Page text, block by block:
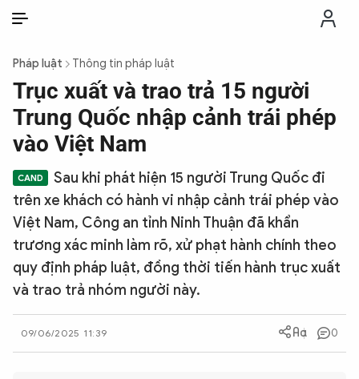
THỜI SỰ
CHỐNG DIỄN BIẾN HÒA BÌNH
CÔNG AN TRONG LÒNG DÂN
XÃ HỘI
PHÁP LUẬT
CÔNG NGHỆ
Pháp luật Thông tin pháp luật
Trục xuất và trao trả 15 người
Trung Quốc nhập cảnh trái phép
vào Việt Nam
Sau khi phát hiện 15 người Trung Quốc đi
trên xe khách có hành vi nhập cảnh trái phép vào
Việt Nam, Công an tỉnh Ninh Thuận đã khẩn
trương xác minh làm rõ, xử phạt hành chính theo
quy định pháp luật, đồng thời tiến hành trục xuất
và trao trả nhóm người này.
09/06/2025 11:39 0